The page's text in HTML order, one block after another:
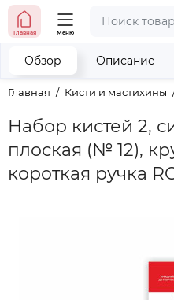
Главная Меню
Главная Кисти и мастихины
Набор кистей 2,
плоская (№ 12),
короткая ручка
Обзор Описание